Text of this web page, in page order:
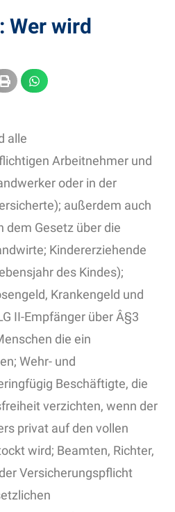
Wer wird
alle
Arbeitnehmer und
oder in der
außerdem auch
dem Gesetz über die
Kindererziehende
des Kindes);
Krankengeld und
II-Empfänger über Â§3
die ein
Wehr- und
Beschäftigte, die
verzichten, wenn der
privat auf den vollen
wird; Beamten, Richter,
Versicherungspflicht